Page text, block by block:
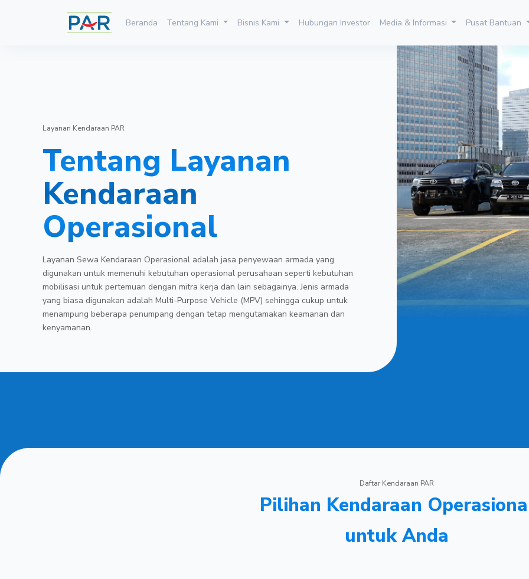
Beranda Tentang Kami Bisnis Kami Hubungan Investor Media & Informasi Pusat Bantuan
Layanan Kendaraan PAR
Tentang Layanan
Kendaraan
Operasional
Layanan Sewa Kendaraan Operasional adalah jasa penyewaan armada yang
digunakan untuk memenuhi kebutuhan operasional perusahaan seperti kebutuhan
mobilisasi untuk pertemuan dengan mitra kerja dan lain sebagainya. Jenis armada
yang biasa digunakan adalah Multi-Purpose Vehicle (MPV) sehingga cukup untuk
menampung beberapa penumpang dengan tetap mengutamakan keamanan dan
kenyamanan.
Daftar Kendaraan PAR
Pilihan Kendaraan
untuk Anda